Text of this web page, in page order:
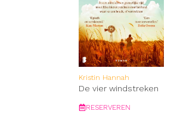
Kristin Hannah
De vier windstreken
RESERVEREN